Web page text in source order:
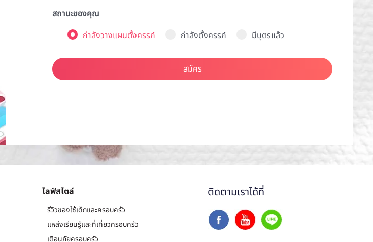
สถานะของคุณ
กำลังวางแผนตั้งครรภ์
กำลังตั้งครรภ์ มีบุตรแล้ว
สมัคร
ไลฟ์สไตล์
รีวิวของใช้เด็กและครอบครัว
แหล่งเรียนรู้และที่เที่ยวครอบครัว
เตือนภัยครอบครัว
ติดตามเราได้ที่